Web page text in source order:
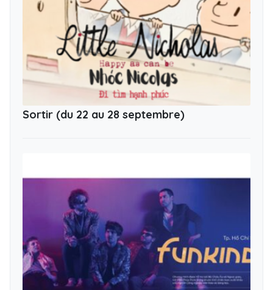
Sortir (du 22 au 28 septembre)